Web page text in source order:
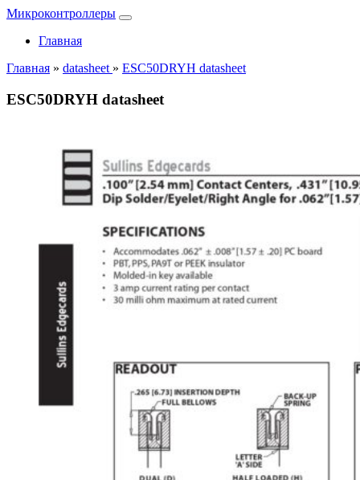
Микроконтроллеры
Главная
Главная » datasheet » ESC50DRYH datasheet
ESC50DRYH datasheet